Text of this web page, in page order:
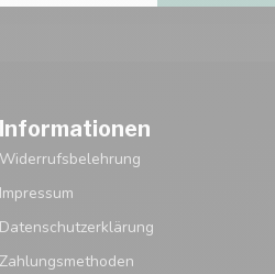
Informationen
Widerrufsbelehrung
Impressum
Datenschutzerklärung
Zahlungsmethoden